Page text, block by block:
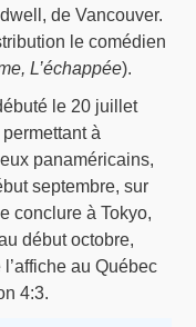
de Vancouver.
le comédien
L’échappée).
le 20 juillet
à
panaméricains,
septembre, sur
conclure à Tokyo,
début octobre,
au Québec
4:3.